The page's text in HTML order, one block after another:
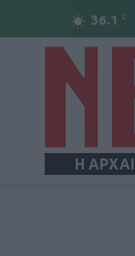
36.1 C
Η